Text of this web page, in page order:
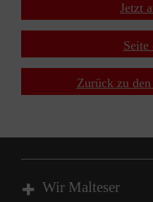
Jetzt
Seite
Zurück zu den
Wir Malteser